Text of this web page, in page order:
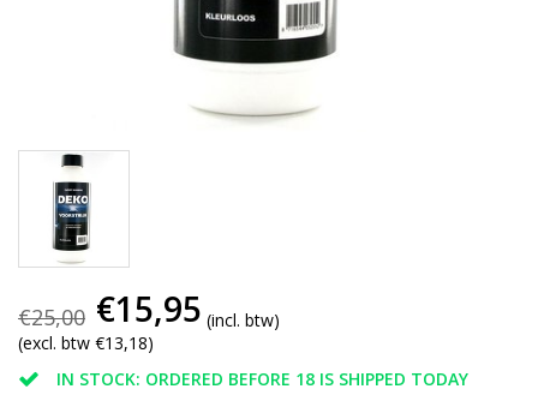
€25,00 €15,95 (incl. btw)
(excl. btw €13,18)
IN STOCK: ORDERED BEFORE 18 IS SHIPPED TODAY